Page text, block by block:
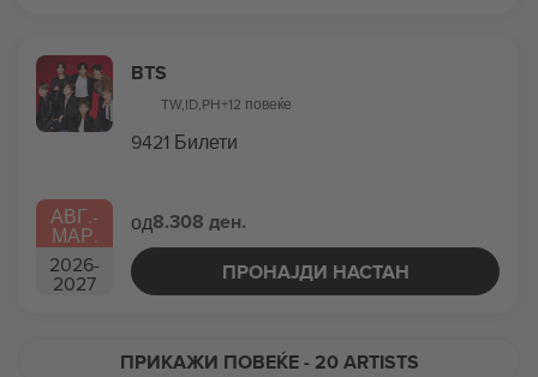
АВГ.-
МАР.
2026-
2027
BTS
TW,ID,PH+12 повеќе
9421 Билети
од8.308 ден.
ПРОНАЈДИ НАСТАН
ПРИКАЖИ ПОВЕЌЕ- 20 ARTISTS